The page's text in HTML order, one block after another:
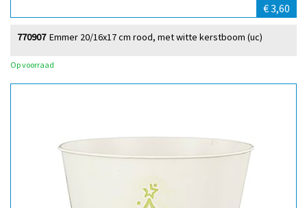
€ 3,60
Emmer 20/16x17 cm rood, met witte kerstboom (uc)
770907
Op voorraad